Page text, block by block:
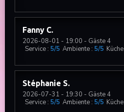
Fanny C
2026-08-01 - 19:00 - Gäste 4
Service : 5/5 Ambiente : 5/5 Küche
Stéphanie S
2026-07-31 - 19:30 - Gäste 4
Service : 5/5 Ambiente : 5/5 Küche